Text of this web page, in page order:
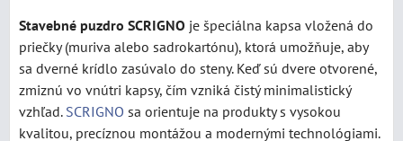
Stavebné puzdro SCRIGNO je špeciálna kapsa vložená do
priečky (muriva alebo sadrokartónu), ktorá umožňuje, aby
sa dverné krídlo zasúvalo do steny. Keď sú dvere otvorené,
zmiznú vo vnútri kapsy, čím vzniká čistý minimalistický
vzhľad. SCRIGNO sa orientuje na produkty s vysokou
kvalitou, precíznou montážou a modernými technológiami.